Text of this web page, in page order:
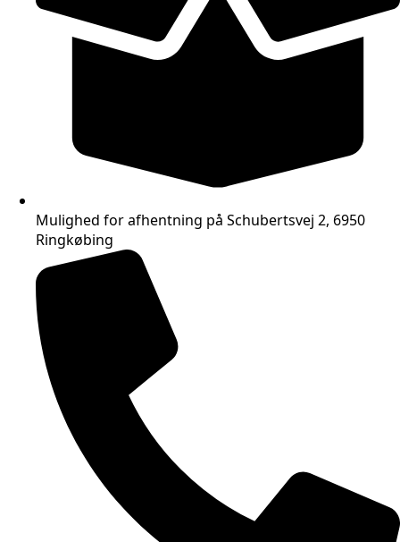
Mulighed for afhentning på Schubertsvej 2, 6950
Ringkøbing